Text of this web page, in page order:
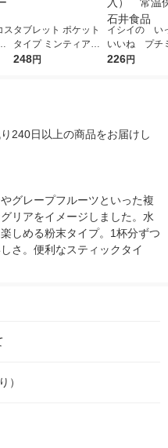
スタブレット ポケット
タイプ ミンティア＋F
OCUS クリアラムネ
248円
イシイの い
いいね プチ
トマト味 1
226円
240日以上の商品をお届けし
グレープフルーツといった複
リアをイメージしました。水
しめる粉末タイプ。1杯分ずつ
さ。便利なスティックタイ
）